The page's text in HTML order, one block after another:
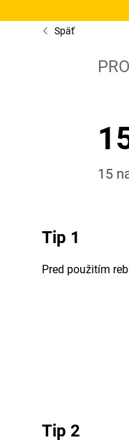
Späť
15
Tip 1
Pred použitím
Tip 2